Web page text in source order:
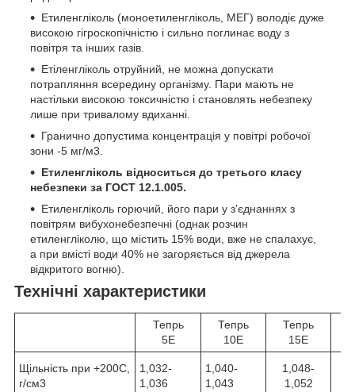
Етиленгліколь (моноетиленгліколь, МЕГ) володіє дуже
високою гігроскопічністю і сильно поглинає воду з
повітря та інших газів.
Етіленгліколь отруйний, не можна допускати
потрапляння всередину організму. Пари мають не
настільки високою токсичністю і становлять небезпеку
лише при тривалому вдиханні.
Гранично допустима концентрація у повітрі робочої
зони -5 мг/м3.
Етиленгліколь відноситься до третього класу
небезпеки за ГОСТ 12.1.005.
Етиленгліколь горючий, його пари у з'єднаннях з
повітрям вибухонебезпечні (однак розчин
етиленгліколю, що містить 15% води, вже не спалахує,
а при вмісті води 40% не загоряється від джерела
відкритого вогню).
Технічні характеристики
Тепрь
5Е
Тепрь
10Е
Тепрь
15Е
Щільність при +200С,
г/см3
1,032-
1,036
1,040-
1,043
1,048-
1,052